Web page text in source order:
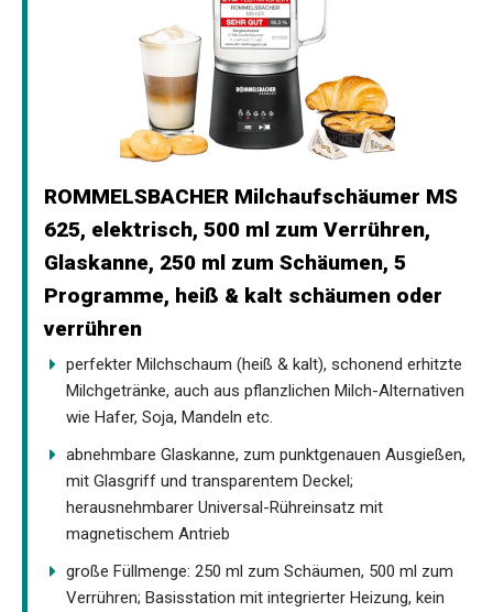
ROMMELSBACHER Milchaufschäumer MS
625, elektrisch, 500 ml zum Verrühren,
Glaskanne, 250 ml zum Schäumen, 5
Programme, heiß & kalt schäumen oder
verrühren
perfekter Milchschaum (heiß & kalt), schonend erhitzte
Milchgetränke, auch aus pflanzlichen Milch-Alternativen
wie Hafer, Soja, Mandeln etc.
abnehmbare Glaskanne, zum punktgenauen Ausgießen,
mit Glasgriff und transparentem Deckel;
herausnehmbarer Universal-Rühreinsatz mit
magnetischem Antrieb
große Füllmenge: 250 ml zum Schäumen, 500 ml zum
Verrühren; Basisstation mit integrierter Heizung, kein